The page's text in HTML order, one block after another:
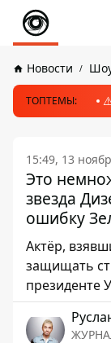
Новости
ТОПТЕМЫ:
15:49, 13
Это
звезда
ошибку
Актёр,
защищать
президенте